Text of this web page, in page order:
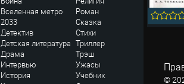
Вселенная метро
2033
Детектив
Детская литература
Драма
Интервью
История
Роман
Сказка
Стихи
Триллер
Трэш
Ужасы
Учебник
©